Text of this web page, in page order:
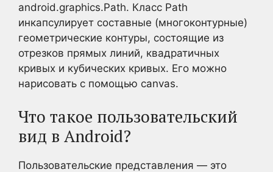
android.graphics.Path. Класс Path
инкапсулирует составные (многоконтурные)
геометрические контуры, состоящие из
отрезков прямых линий, квадратичных
кривых и кубических кривых. Его можно
нарисовать с помощью canvas.
Что такое пользовательский
вид в Android?
Пользовательские представления — это